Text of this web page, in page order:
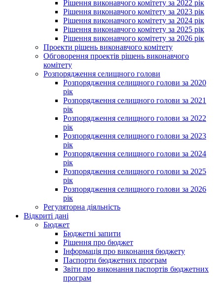
Рішення виконавчого комітету за 2022 рік
Рішення виконавчого комітету за 2023 рік
Рішення виконавчого комітету за 2024 рік
Рішення виконавчого комітету за 2025 рік
Рішення виконавчого комітету за 2026 рік
Проекти рішень виконавчого комітету
Обговорення проектів рішень виконавчого
комітету
Розпорядження селищного голови
Розпорядження селищного голови за 2020
рік
Розпорядження селищного голови за 2021
рік
Розпорядження селищного голови за 2022
рік
Розпорядження селищного голови за 2023
рік
Розпорядження селищного голови за 2024
рік
Розпорядження селищного голови за 2025
рік
Розпорядження селищного голови за 2026
рік
Регуляторна діяльність
Відкриті дані
Бюджет
Бюджетні запити
Рішення про бюджет
Інформація про виконання бюджету
Паспорти бюджетних програм
Звіти про виконання паспортів бюджетних
програм